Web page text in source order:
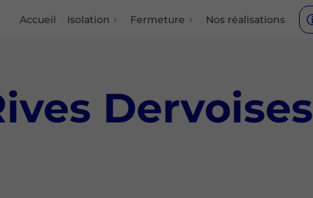
Accueil Isolation Fermeture Nos réalisations
Dervoises